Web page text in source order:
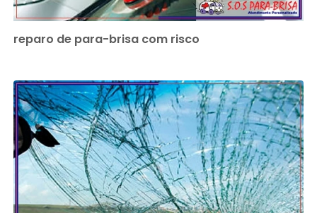
reparo de para-brisa com risco